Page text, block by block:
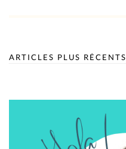
ARTICLES PLUS RÉCENTS